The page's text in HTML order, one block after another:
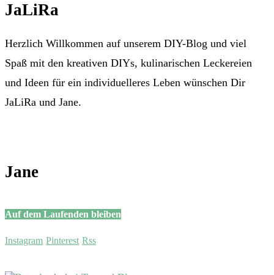
JaLiRa
Herzlich Willkommen auf unserem DIY-Blog und viel
Spaß mit den kreativen DIYs, kulinarischen Leckereien
und Ideen für ein individuelleres Leben wünschen Dir
JaLiRa und Jane.
Jane
Auf dem Laufenden bleiben
Instagram Pinterest Rss